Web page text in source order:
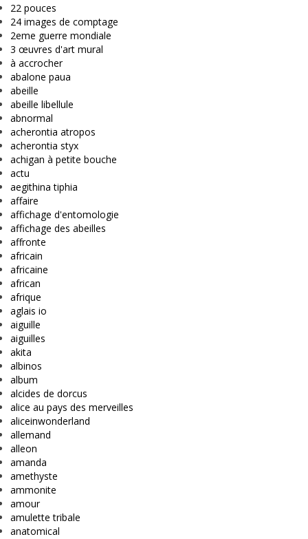
22 pouces
24 images de comptage
2eme guerre mondiale
3 œuvres d'art mural
à accrocher
abalone paua
abeille
abeille libellule
abnormal
acherontia atropos
acherontia styx
achigan à petite bouche
actu
aegithina tiphia
affaire
affichage d'entomologie
affichage des abeilles
affronte
africain
africaine
african
afrique
aglais io
aiguille
aiguilles
akita
albinos
album
alcides de dorcus
alice au pays des merveilles
aliceinwonderland
allemand
alleon
amanda
amethyste
ammonite
amour
amulette tribale
anatomical